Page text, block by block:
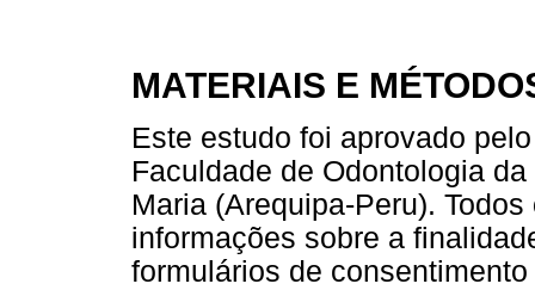
MATERIAIS E
Este estudo foi aprovado
Faculdade de Odontologia
Maria (Arequipa-Peru).
informações sobre a
formulários de